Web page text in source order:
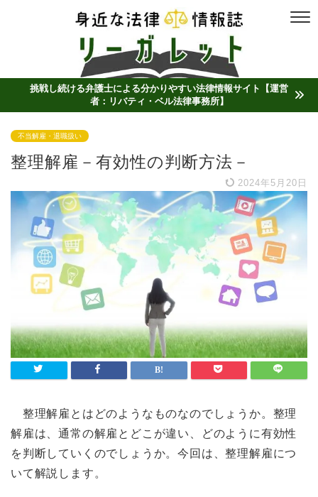
挑戦し続ける弁護士による分かりやすい法律情報サイト【運営
者：リバティ・ベル法律事務所】
不当解雇・退職扱い
整理解雇－有効性の判断方法－
2024年5月20日
整理解雇とはどのようなものなのでしょうか。整理
解雇は、通常の解雇とどこが違い、どのように有効性
を判断していくのでしょうか。今回は、整理解雇につ
いて解説します。